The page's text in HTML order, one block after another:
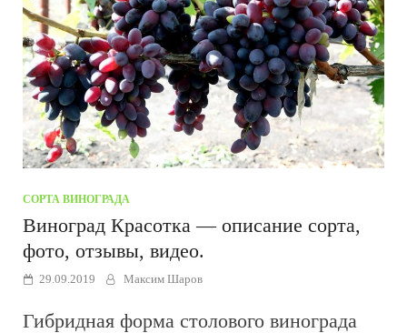
СОРТА ВИНОГРАДА
Виноград Красотка — описание сорта,
фото, отзывы, видео.
29.09.2019 Максим Шаров
Гибридная форма столового винограда